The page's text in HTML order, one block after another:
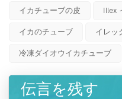
イカチューブの皮 Illex
イカのチューブ イレッ
冷凍ダイオウイカチューブ
伝言を残す